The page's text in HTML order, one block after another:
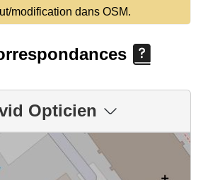
modification dans OSM.
Opticien